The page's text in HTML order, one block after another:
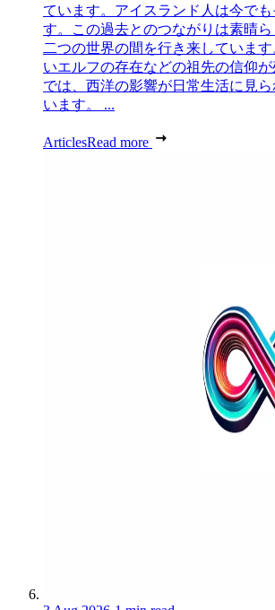
ています。アイスランド人は今で
す。この過去とのつながりは素晴
二つの世界の間を行き来していま
いエルフの存在などの祖先の信仰
では、西洋の影響が日常生活に見
います。 ...
ArticlesRead more